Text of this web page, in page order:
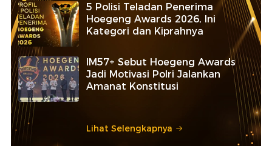
5 Polisi Teladan Penerima
Hoegeng Awards 2026, Ini
Kategori dan Kiprahnya
IM57+ Sebut Hoegeng Awards
Jadi Motivasi Polri Jalankan
Amanat Konstitusi
Lihat Selengkapnya